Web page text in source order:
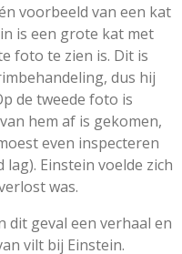
voorbeeld van een kat
is een grote kat met
foto te zien is. Dit is
dus hij
de tweede foto is
hem af is gekomen,
even inspecteren
Einstein voelde zich
was.
dit geval een verhaal en
vilt bij Einstein.